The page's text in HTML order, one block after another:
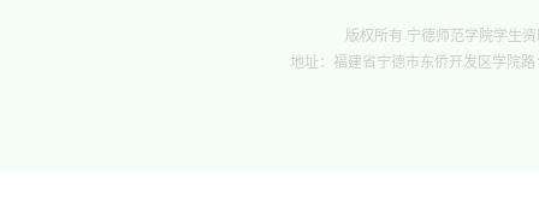
版权所有 宁德师范学院学生
地址：福建省宁德市东侨开发区学院